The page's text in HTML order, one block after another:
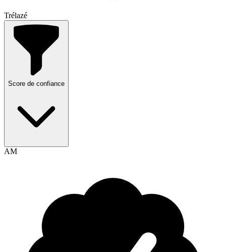
Trélazé
Score de confiance
AM